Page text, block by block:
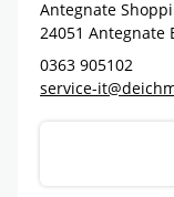
Antegnate
24051 Antegnate
0363 905102
service-